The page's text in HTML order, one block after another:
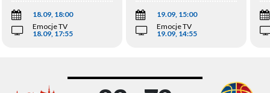
18.09, 18:00
Emocje TV
18.09, 17:55
19.09, 15:00
Emocje TV
19.09, 14:55